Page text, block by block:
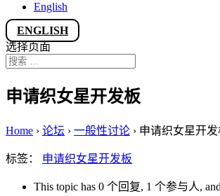
English
ENGLISH
选择页面
申请织女星开发板
Home › 论坛 › 一般性讨论 › 申请织女星开发
标签： 申请织女星开发板
This topic has 0 个回复, 1 个参与人,